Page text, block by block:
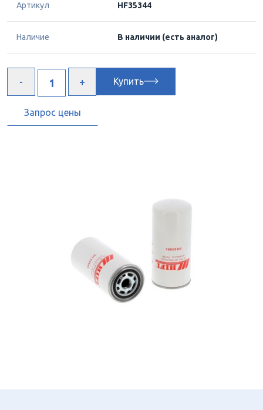
Артикул HF35344
Наличие В наличии (есть аналог)
Купить
Запрос цены